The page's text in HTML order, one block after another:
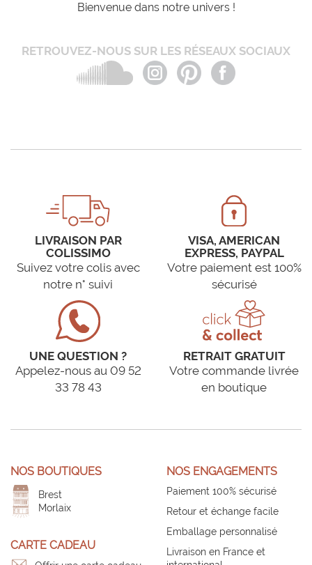
Bienvenue dans notre univers !
RETROUVEZ-NOUS SUR LES RÉSEAUX SOCIAUX
LIVRAISON PAR
COLISSIMO
Suivez votre colis avec
notre n° suivi
VISA, AMERICAN
EXPRESS, PAYPAL
Votre paiement est 100%
sécurisé
UNE QUESTION ?
Appelez-nous au 09 52
33 78 43
RETRAIT GRATUIT
Votre commande livrée
en boutique
NOS BOUTIQUES
Brest
Morlaix
CARTE CADEAU
NOS ENGAGEMENTS
Paiement 100% sécurisé
Retour et échange facile
Emballage personnalisé
Livraison en France et